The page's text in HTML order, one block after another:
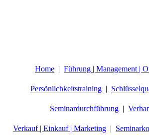
Home Führung | Management |
Persönlichkeitstraining
Seminardurchführung
Verkauf | Einkauf | Marketing